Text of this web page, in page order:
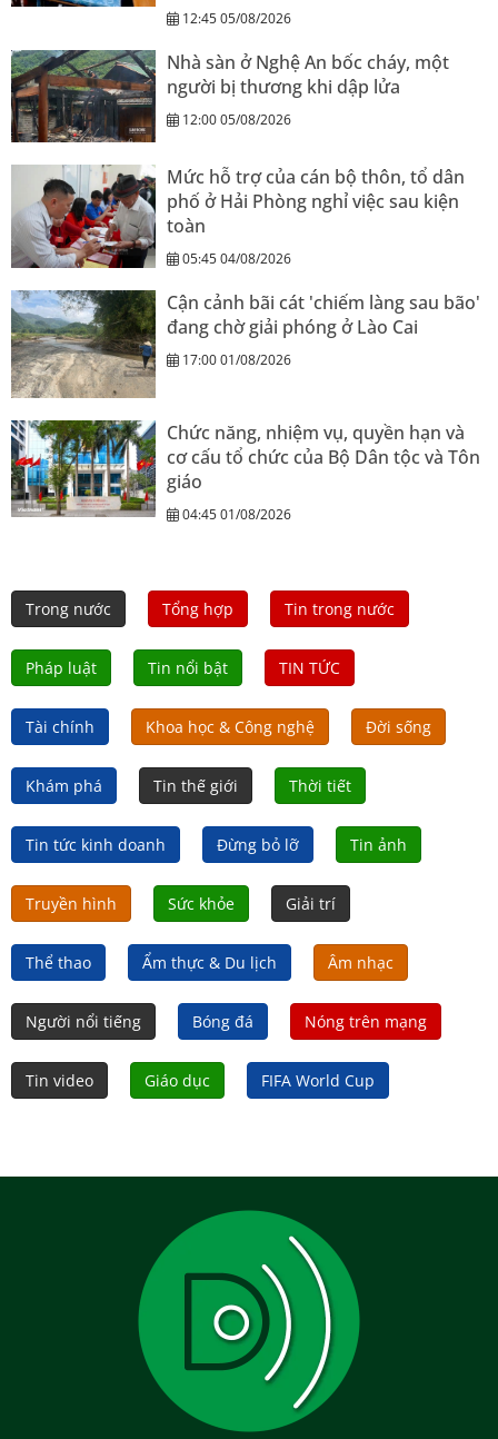
12:45 05/08/2026
Nhà sàn ở Nghệ An bốc cháy, một
người bị thương khi dập lửa
12:00 05/08/2026
Mức hỗ trợ của cán bộ thôn, tổ dân
phố ở Hải Phòng nghỉ việc sau kiện
toàn
05:45 04/08/2026
Cận cảnh bãi cát 'chiếm làng sau bão'
đang chờ giải phóng ở Lào Cai
17:00 01/08/2026
Chức năng, nhiệm vụ, quyền hạn và
cơ cấu tổ chức của Bộ Dân tộc và Tôn
giáo
04:45 01/08/2026
Trong nước Tổng hợp Tin trong nước
Pháp luật Tin nổi bật TIN TỨC
Tài chính Khoa học & Công nghệ Đời sống
Khám phá Tin thế giới Thời tiết
Tin tức kinh doanh Đừng bỏ lỡ Tin ảnh
Truyền hình Sức khỏe Giải trí
Thể thao Ẩm thực & Du lịch Âm nhạc
Người nổi tiếng Bóng đá Nóng trên mạng
Tin video Giáo dục FIFA World Cup